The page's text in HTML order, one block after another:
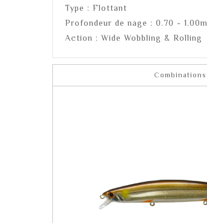
Type : Flottant
Profondeur de nage : 0.70 - 1.00m
Action : Wide Wobbling & Rolling
Combinations